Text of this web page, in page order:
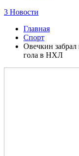
3 Новости
Главная
Спорт
Овечкин
гола в НХЛ